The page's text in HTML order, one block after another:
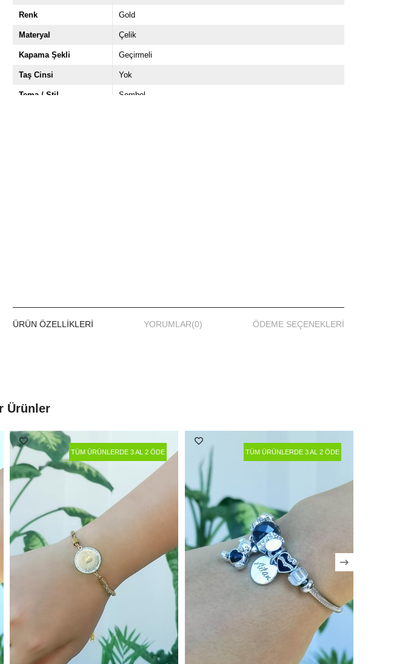
Renk Gold
Materyal Çelik
Kapama Şekli Geçirmeli
Taş Cinsi Yok
Tema / Stil Sembol
ÜRÜN ÖZELLIKLERI YORUMLAR(0) ÖDEME SEÇENEKLERI
Ürünler
TÜM ÜRÜNLERDE 3 AL 2 ÖDE TÜM ÜRÜNLERDE 3 AL 2 ÖDE